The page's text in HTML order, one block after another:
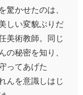
驚かせたのは、
しい変貌ぶりだ
美術教師。同じ
の秘密を知り、
ってあげた
んを意識しはじ